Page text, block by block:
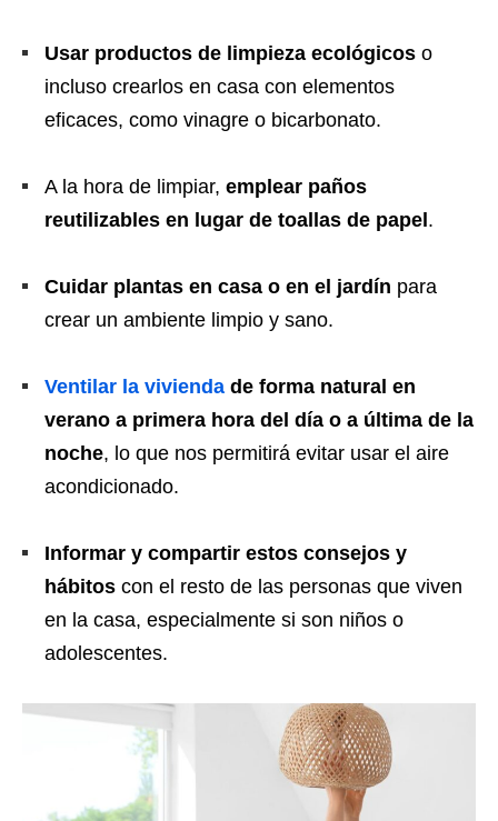
Usar productos de limpieza ecológicos o
incluso crearlos en casa con elementos
eficaces, como vinagre o bicarbonato.
A la hora de limpiar, emplear paños
reutilizables en lugar de toallas de papel .
Cuidar plantas en casa o en el jardín para
crear un ambiente limpio y sano.
Ventilar la vivienda de forma natural en
verano a primera hora del día o a última de la
noche, lo que nos permitirá evitar usar el aire
acondicionado.
Informar y compartir estos consejos y
hábitos con el resto de las personas que viven
en la casa, especialmente si son niños o
adolescentes.